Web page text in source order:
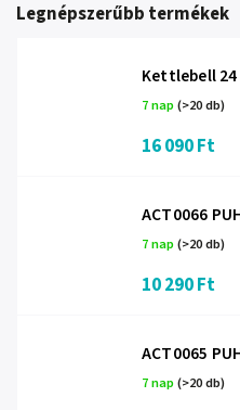
Legnépszerűbb termékek
Kettlebell 24
7 nap(>20 db)
16 090 Ft
ACT0066
7 nap(>20 db)
10 290 Ft
ACT0065
7 nap(>20 db)